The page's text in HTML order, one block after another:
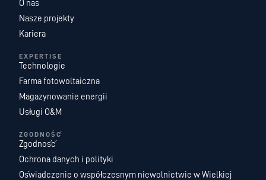
O nas
Nasze projekty
Kariera
EXPERTISE
Technologie
Farma fotowoltaiczna
Magazynowanie energii
Usługi O&M
ZGODNOŚĆ
Zgodność
Ochrona danych i polityki
Oświadczenie o współczesnym niewolnictwie w Wielkiej